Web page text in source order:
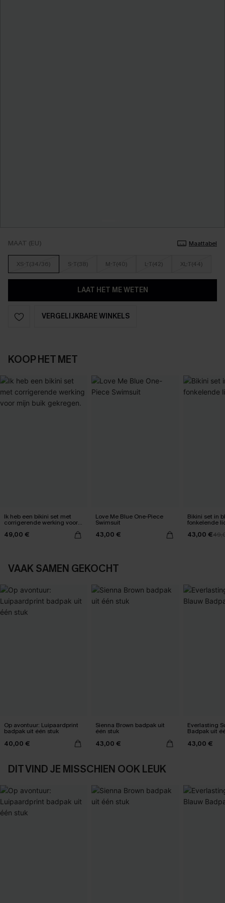
MAAT (EU) Maattabel
XS-T(34/36) S-T(38) M-T(40) L-T(42) XL-T(44)
LAAT HET ME WETEN
VERGELIJKBARE WINKELS
KOOP HET MET
Ik heb een bikini set met
corrigerende werking voor
mijn buik gekregen.
49,00 €
Love Me Blue One-Piece
Swimsuit
43,00 €
Bikini set in
fonkelende
43,00 €
VAAK SAMEN GEKOCHT
Op avontuur: Luipaardprint
badpak uit één stuk
40,00 €
Sienna Brown badpak uit
één stuk
43,00 €
Everlasting
Badpak uit
43,00 €
DIT VIND JE MISSCHIEN OOK LEUK